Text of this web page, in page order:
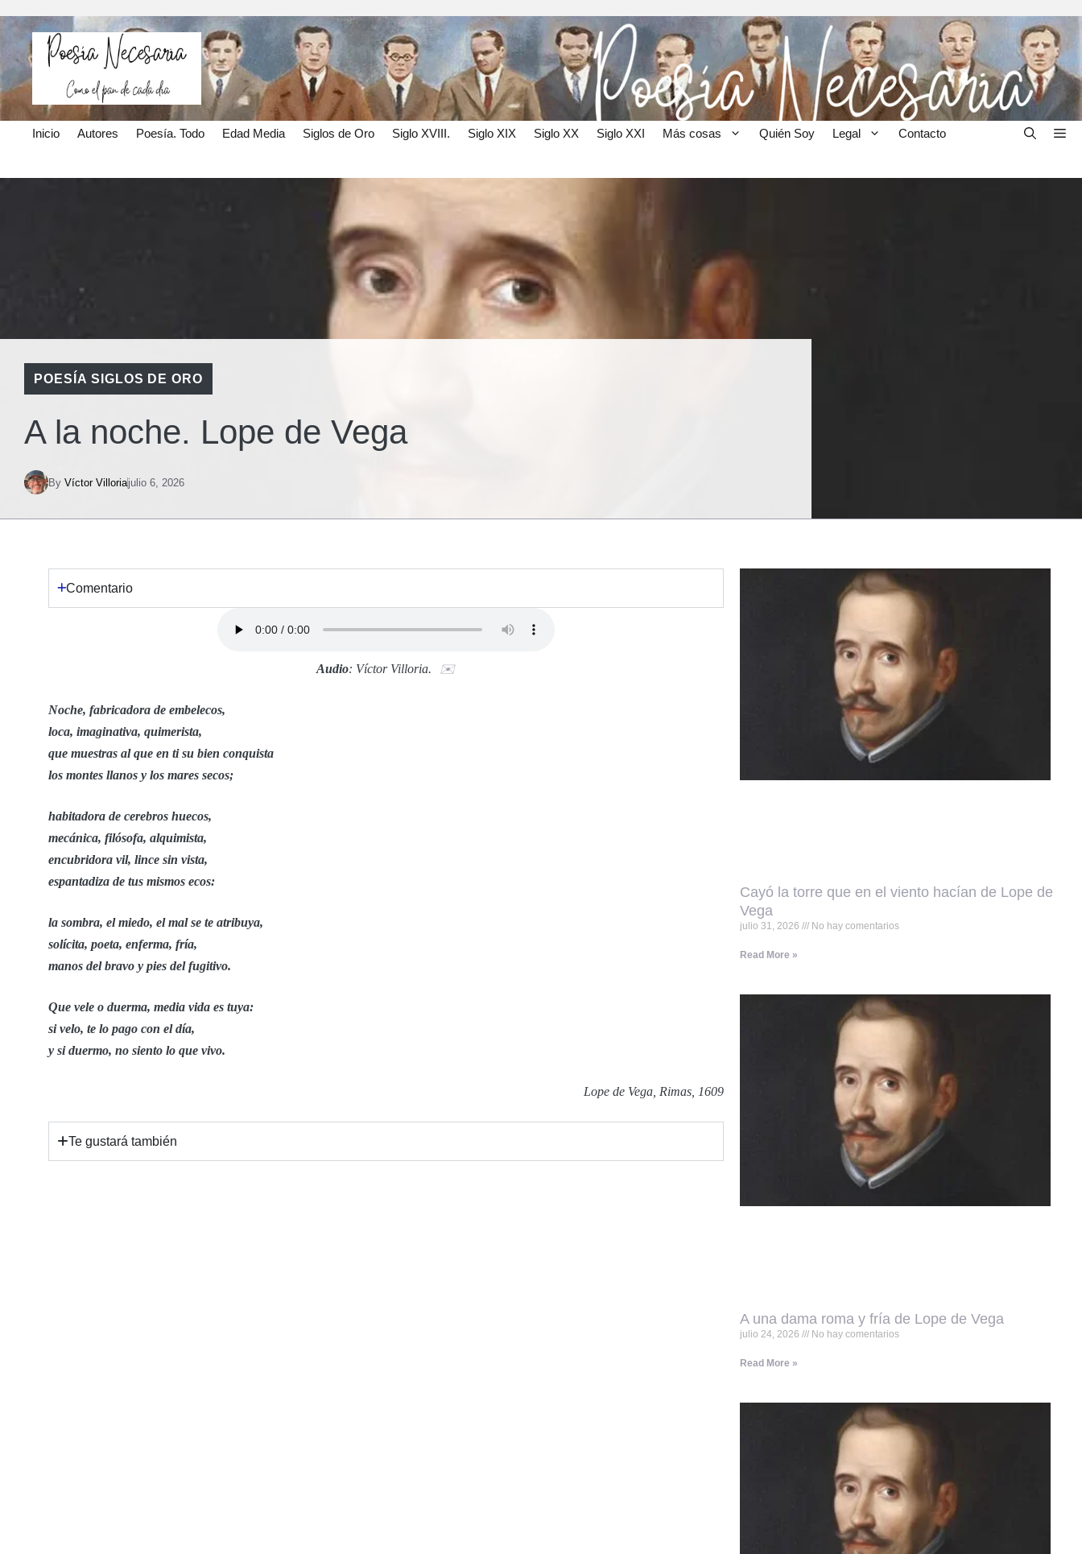
Inicio Autores Poesía. Todo Edad Media Siglos de Oro Siglo XVIII. Siglo XIX Siglo XX Siglo XXI Más cosas Quién Soy Legal Contacto
POESÍA SIGLOS DE ORO
A la noche. Lope de Vega
By Víctor Villoriajulio 6, 2026
Comentario
Audio: Víctor Villoria. ✉️
Noche, fabricadora de embelecos,
loca, imaginativa, quimerista,
que muestras al que en ti su bien conquista
los montes llanos y los mares secos;
habitadora de cerebros huecos,
mecánica, filósofa, alquimista,
encubridora vil, lince sin vista,
espantadiza de tus mismos ecos:
la sombra, el miedo, el mal se te atribuya,
solícita, poeta, enferma, fría,
manos del bravo y pies del fugitivo.
Que vele o duerma, media vida es tuya:
si velo, te lo pago con el día,
y si duermo, no siento lo que vivo.
Lope de Vega, Rimas, 1609
Te gustará también
Cayó la torre que en el viento hacían de Lope de
Vega
julio 31, 2026 No hay comentarios
Read More »
A una dama roma y fría de Lope de Vega
julio 24, 2026 No hay comentarios
Read More »